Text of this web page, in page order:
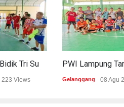
223 Views Gelanggang 08 Agu